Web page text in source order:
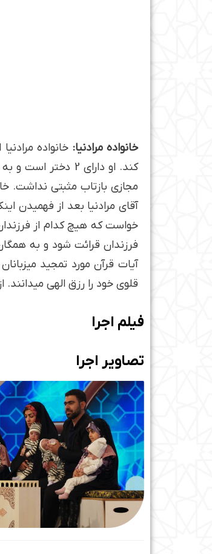
خانواده مرادنیا: خانواده
کند. او دارای 2
مجازی بازتاب مثبتی نداشت.
خواست که هیچ کدام از
فرزندان قرائت شود و به
قلوی خود را رزق الهی می­دانند.
فیلم اجرا
تصاویر اجرا